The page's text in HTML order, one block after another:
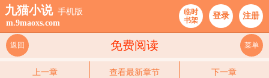
九猫小说 手机版
m.9maoxs.com
临时
书架
登录 注册
免费阅读
返回 菜单
上一章 查看最新章节 下一章